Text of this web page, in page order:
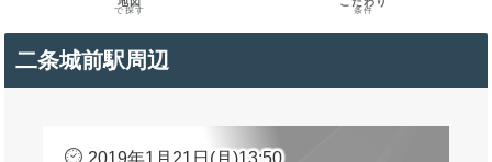
で探す 条件
二条城前駅周辺
2019年1月21日(月)13:50